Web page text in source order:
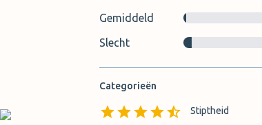
Gemiddeld
Slecht
Categorieën
Stiptheid